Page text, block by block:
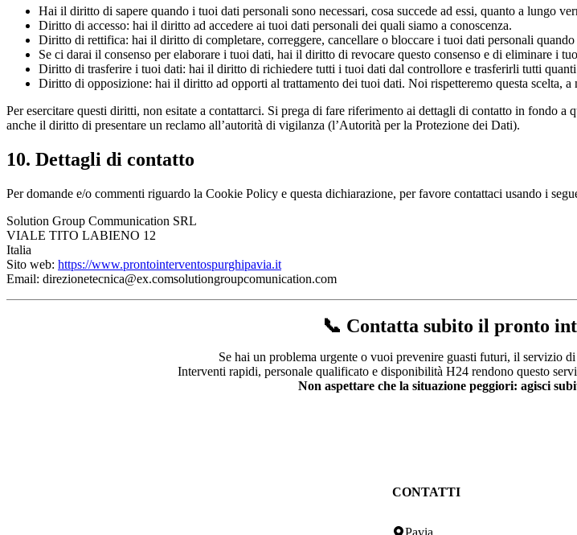
Hai il diritto di sapere quando i tuoi dati personali sono necessari, cosa succede ad essi, quanto a lungo
Diritto di accesso: hai il diritto ad accedere ai tuoi dati personali dei quali siamo a conoscenza.
Diritto di rettifica: hai il diritto di completare, correggere, cancellare o bloccare i tuoi dati personali quando
Se ci darai il consenso per elaborare i tuoi dati, hai il diritto di revocare questo consenso e di eliminare i
Diritto di trasferire i tuoi dati: hai il diritto di richiedere tutti i tuoi dati dal controllore e trasferirli tutti
Diritto di opposizione: hai il diritto ad opporti al trattamento dei tuoi dati. Noi rispetteremo questa scelta,
Per esercitare questi diritti, non esitate a contattarci. Si prega di fare riferimento ai dettagli di contatto in fondo
anche il diritto di presentare un reclamo all’autorità di vigilanza (l’Autorità per la Protezione dei Dati).
10. Dettagli di contatto
Per domande e/o commenti riguardo la Cookie Policy e questa dichiarazione, per favore contattaci usando i
Solution Group Communication SRL
VIALE TITO LABIENO 12
Italia
Sito web: https://www.prontointerventospurghipavia.it
Email: direzionetecnica@ex.comsolutiongroupcomunication.com
📞 Contatta subito il pronto
Se hai un problema urgente o vuoi prevenire guasti futuri, il servizio di
Interventi rapidi, personale qualificato e disponibilità H24 rendono questo
Non aspettare che la situazione peggiori: agisci
CONTATTI
Pavia